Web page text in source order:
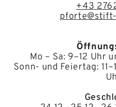
+43
Mo – Sa: 9–12 Uhr
Sonn- und Feiertag: